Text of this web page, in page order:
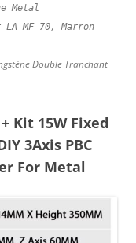
Metal
MF 70, Marron
Double Tranchant
Kit 15W Fixed
3Axis PBC
For Metal